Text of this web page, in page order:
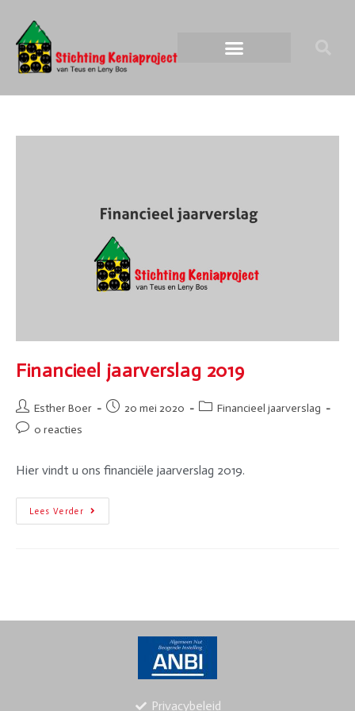
Financieel jaarverslag 2019
Esther Boer 20 mei 2020
Financieel jaarverslag
0 reacties
Hier vindt u ons financiële jaarverslag 2019.
Lees Verder
Privacybeleid